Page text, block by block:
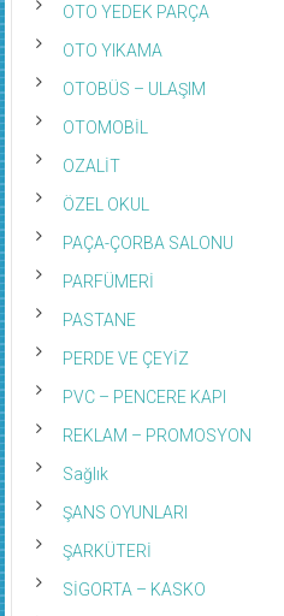
OTO YEDEK PARÇA
OTO YIKAMA
OTOBÜS – ULAŞIM
OTOMOBİL
OZALİT
ÖZEL OKUL
PAÇA-ÇORBA SALONU
PARFÜMERİ
PASTANE
PERDE VE ÇEYİZ
PVC – PENCERE KAPI
REKLAM – PROMOSYON
Sağlık
ŞANS OYUNLARI
ŞARKÜTERİ
SİGORTA – KASKO